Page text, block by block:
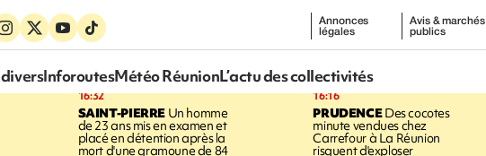
Annonces
légales
Avis & marchés
publics
InforoutesMétéo RéunionL’actu des collectivités
16:32
SAINT-PIERREUn homme
de 23 ans mis en examen et
placé en détention après la
mort d'une gramoune de 84
16:16
PRUDENCEDes cocotes
minute vendues chez
Carrefour à La Réunion
risquent d'exploser